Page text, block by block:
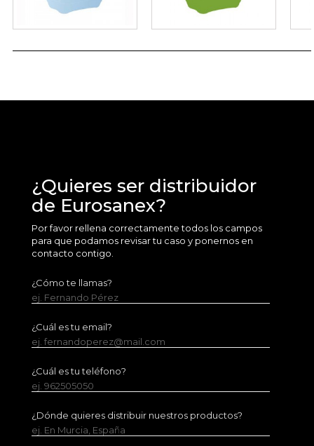
¿Quieres ser distribuidor
de Eurosanex?
Por favor rellena correctamente todos los campos
para que podamos revisar tu caso y ponernos en
contacto contigo.
¿Cómo te llamas?
ej. Fernando Pérez
¿Cuál es tu email?
ej. fernandoperez@mail.com
¿Cuál es tu teléfono?
ej. 962505050
¿Dónde quieres distribuir nuestros productos?
ej. En Murcia, España